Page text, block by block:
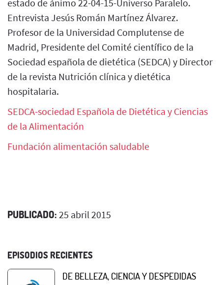
estado de ánimo 22-04-15-Universo Paralelo.
Entrevista Jesús Román Martínez Álvarez.
Profesor de la Universidad Complutense de
Madrid, Presidente del Comité científico de la
Sociedad española de dietética (SEDCA) y Director
de la revista Nutrición clínica y dietética
hospitalaria.
SEDCA-sociedad Española de Dietética y Ciencias
de la Alimentación
Fundación alimentación saludable
PUBLICADO: 25 abril 2015
EPISODIOS RECIENTES
DE BELLEZA, CIENCIA Y DESPEDIDAS